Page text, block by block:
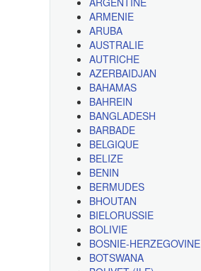
ARMENIE
ARUBA
AUSTRALIE
AUTRICHE
AZERBAIDJAN
BAHAMAS
BAHREIN
BANGLADESH
BARBADE
BELGIQUE
BELIZE
BENIN
BERMUDES
BHOUTAN
BIELORUSSIE
BOLIVIE
BOSNIE-HERZEGOVINE
BOTSWANA